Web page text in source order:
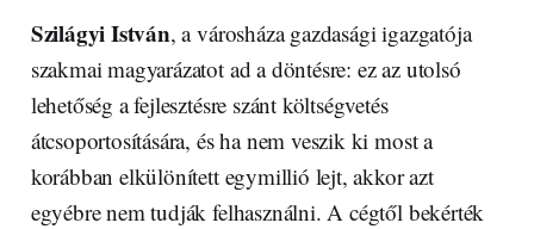
Szilágyi István, a városháza gazdasági igazgatója
szakmai magyarázatot ad a döntésre: ez az utolsó
lehetőség a fejlesztésre szánt költségvetés
átcsoportosítására, és ha nem veszik ki most a
korábban elkülönített egymillió lejt, akkor azt
egyébre nem tudják felhasználni. A cégtől bekérték